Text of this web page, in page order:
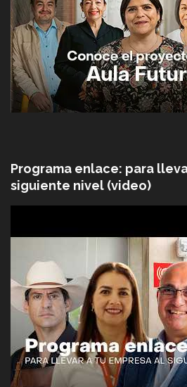
Programa enlace: para
siguiente nivel (video)